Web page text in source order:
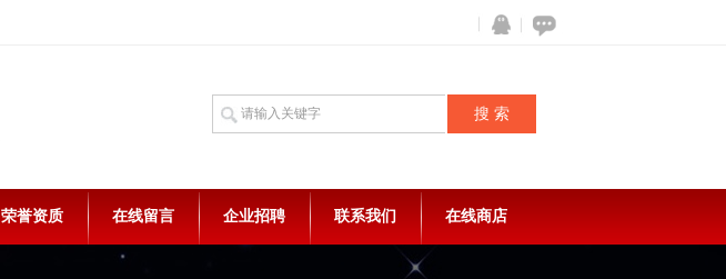
荣誉资质 在线留言 企业招聘 联系我们 在线商店